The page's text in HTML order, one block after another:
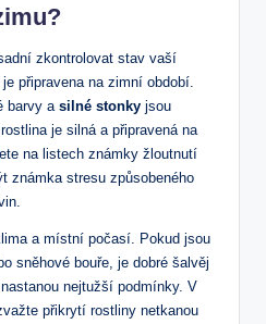
zkontrolovat stav vaší
připravena na‌ zimní období.
barvy ‍a‍ silné stonky jsou​
je⁢ silná a připravená na
na ⁤listech známky žloutnutí​
známka stresu​ způsobeného
a místní počasí. Pokud jsou
sněhové bouře, je dobré šalvěj⁣
nejtužší podmínky. V
přikrytí rostliny netkanou